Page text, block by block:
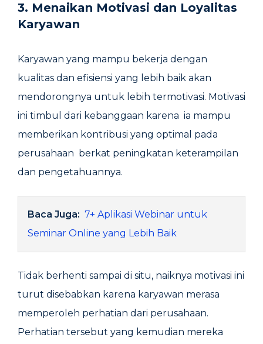
3. Menaikan Motivasi dan Loyalitas
Karyawan
Karyawan yang mampu bekerja dengan
kualitas dan efisiensi yang lebih baik akan
mendorongnya untuk lebih termotivasi. Motivasi
ini timbul dari kebanggaan karena ia mampu
memberikan kontribusi yang optimal pada
perusahaan berkat peningkatan keterampilan
dan pengetahuannya.
Baca Juga: 7+ Aplikasi Webinar untuk
Seminar Online yang Lebih Baik
Tidak berhenti sampai di situ, naiknya motivasi ini
turut disebabkan karena karyawan merasa
memperoleh perhatian dari perusahaan.
Perhatian tersebut yang kemudian mereka